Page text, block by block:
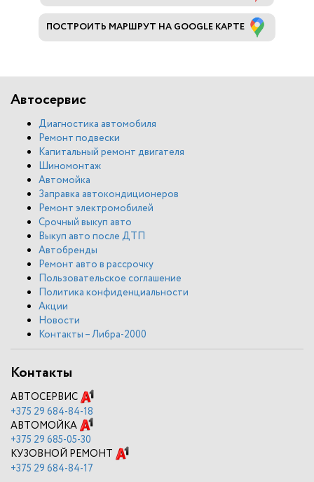
ПОСТРОИТЬ МАРШРУТ НА GOOGLE КАРТЕ
Автосервис
Диагностика автомобиля
Ремонт подвески
Капитальный ремонт двигателя
Шиномонтаж
Автомойка
Заправка автокондиционеров
Ремонт электромобилей
Срочный выкуп авто
Выкуп авто после ДТП
Автобренды
Ремонт авто в рассрочку
Пользовательское соглашение
Политика конфиденциальности
Акции
Новости
Контакты – Либра-2000
Контакты
АВТОСЕРВИС
+375 29 684-84-18
АВТОМОЙКА
+375 29 685-05-30
КУЗОВНОЙ РЕМОНТ
+375 29 684-84-17